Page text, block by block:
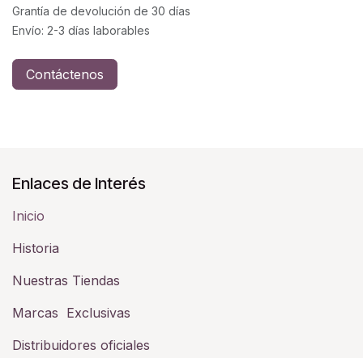
Grantía de devolución de 30 días
Envío: 2-3 días laborables
Contáctenos
Enlaces de Interés
Inicio
Historia​
Nuestras Tiendas
Marcas Exclusivas
Distribuidores oficiales